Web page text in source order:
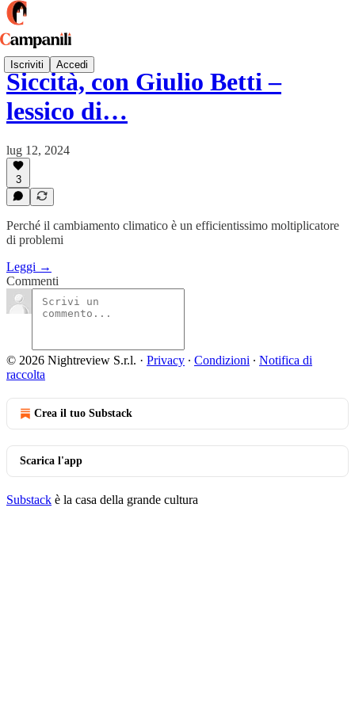
Iscriviti Accedi
Siccità, con Giulio Betti –
lessico di…
lug 12, 2024
3
Perché il cambiamento climatico è un efficientissimo moltiplicatore
di problemi
Leggi →
Commenti
© 2026 Nightreview S.r.l. · Privacy ∙ Condizioni ∙ Notifica di
raccolta
Crea il tuo Substack
Scarica l'app
Substack è la casa della grande cultura